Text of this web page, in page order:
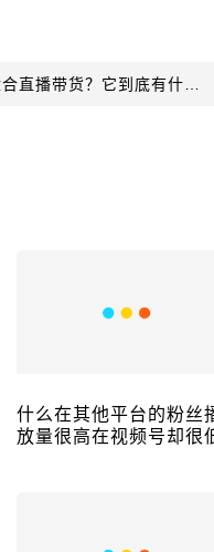
什么在其他平台的粉丝
放量很高在视频号却很